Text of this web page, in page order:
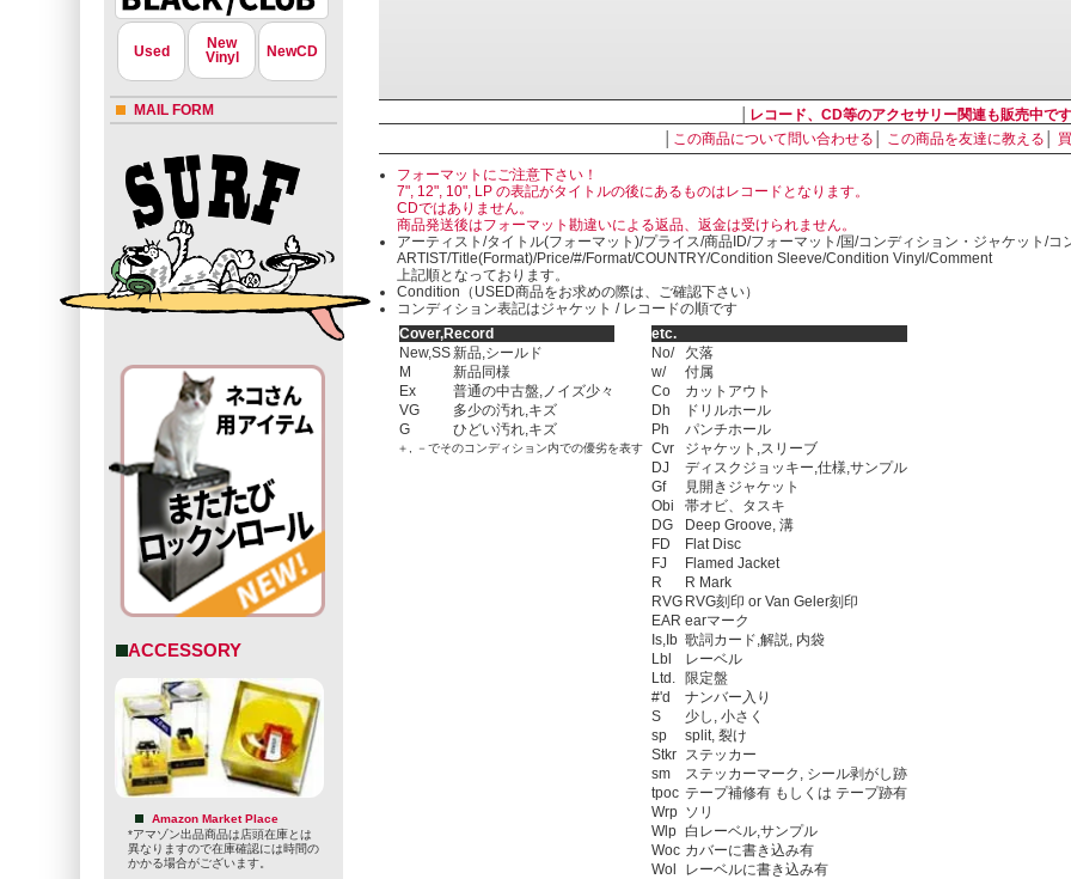
Used
New
Vinyl
NewCD
MAIL FORM
ACCESSORY
Amazon Market Place
*アマゾン出品商品は店頭在庫とは
異なりますので在庫確認には時間の
かかる場合がございます。
レコード、CD等のアクセサリー関連も販売中です
この商品について問い合わせる この商品を友達に教える
フォーマットにご注意下さい！
7", 12", 10", LP の表記がタイトルの後にあるものはレコードとなります。
CDではありません。
商品発送後はフォーマット勘違いによる返品、返金は受けられません。
アーティスト/タイトル(フォーマット)/プライス/商品ID/フォーマット/国/コンディション・ジャケット/コ
ARTIST/Title(Format)/Price/#/Format/COUNTRY/Condition Sleeve/Condition Vinyl/Comment
上記順となっております。
Condition（USED商品をお求めの際は、ご確認下さい）
コンディション表記はジャケット / レコードの順です
Cover,Record
New,SS新品,シールド
M
新品同様
Ex
普通の中古盤,ノイズ少々
VG
多少の汚れ,キズ
G
ひどい汚れ,キズ
＋, －でそのコンディション内での優劣を表す
etc.
No/
欠落
w/
付属
Co
カットアウト
Dh
ドリルホール
Ph
パンチホール
Cvr
ジャケット,スリーブ
DJ
ディスクジョッキー,仕様,サンプル
Gf
見開きジャケット
Obi
帯オビ、タスキ
DG
Deep Groove, 溝
FD
Flat Disc
FJ
Flamed Jacket
R
R Mark
RVG RVG刻印 or Van Geler刻印
EAR earマーク
Is,Ib 歌詞カード,解説, 内袋
Lbl
レーベル
Ltd.
限定盤
#'d
ナンバー入り
S
少し, 小さく
sp
split, 裂け
Stkr ステッカー
sm
ステッカーマーク, シール剥がし跡
tpoc テープ補修有 もしくは テープ跡有
Wrp ソリ
Wlp 白レーベル,サンプル
Woc カバーに書き込み有
Wol
レーベルに書き込み有